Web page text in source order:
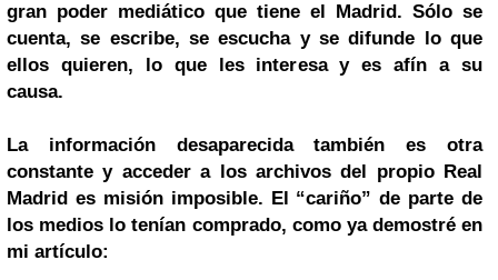
gran poder mediático que tiene el Madrid. Sólo se
cuenta, se escribe, se escucha y se difunde lo que
ellos quieren, lo que les interesa y es afín a su
causa.
La información desaparecida también es otra
constante y acceder a los archivos del propio Real
Madrid es misión imposible. El “cariño” de parte de
los medios lo tenían comprado, como ya demostré en
mi artículo: